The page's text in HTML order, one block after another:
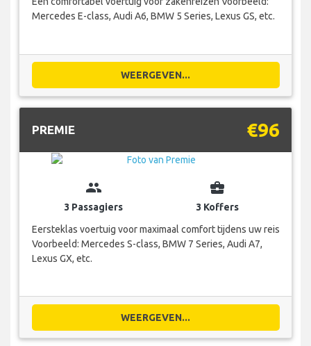
Mercedes E-class, Audi A6, BMW 5 Series, Lexus GS, etc.
WEERGEVEN...
PREMIE €96
group
3 Passagiers
business_center
3 Koffers
Eersteklas voertuig voor maximaal comfort tijdens uw reis
Voorbeeld: Mercedes S-class, BMW 7 Series, Audi A7,
Lexus GX, etc.
WEERGEVEN...